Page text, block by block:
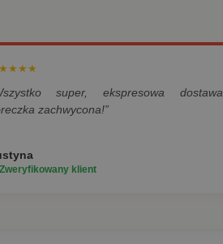
super, ekspresowa dostawa,
zachwycona!”
klient